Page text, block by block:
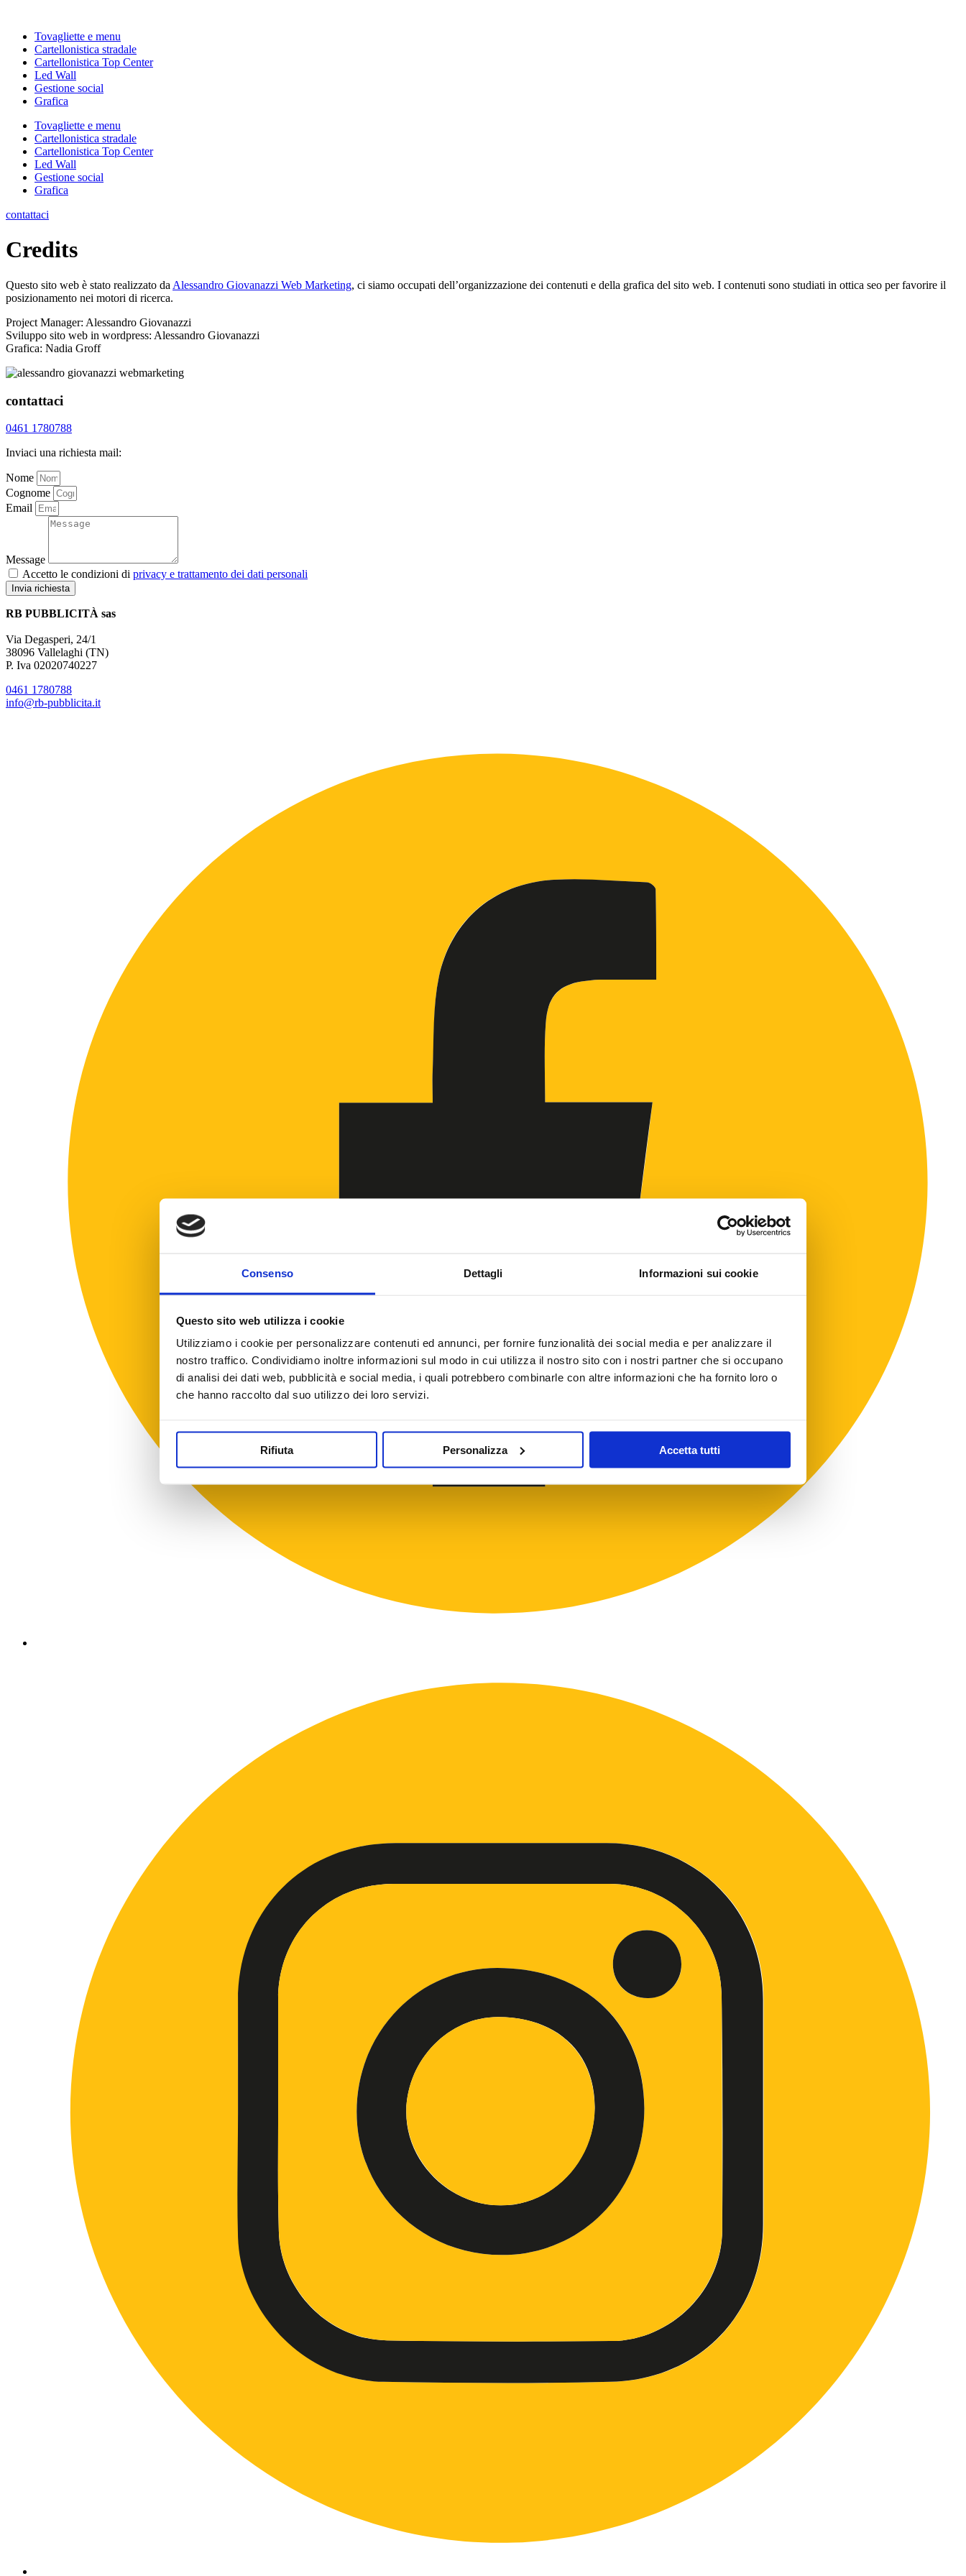
Consenso Dettagli Informazioni sui cookie
Questo sito web utilizza i cookie
Utilizziamo i cookie per personalizzare contenuti ed annunci, per fornire funzionalità dei social media e per analizzare il
nostro traffico. Condividiamo inoltre informazioni sul modo in cui utilizza il nostro sito con i nostri partner che si occupano
di analisi dei dati web, pubblicità e social media, i quali potrebbero combinarle con altre informazioni che ha fornito loro o
che hanno raccolto dal suo utilizzo dei loro servizi.
Rifiuta Personalizza Accetta tutti
contenutoTovagliette e menu
Cartellonistica stradale
Cartellonistica Top Center
Led Wall
Gestione social
Grafica
Tovagliette e menu
Cartellonistica stradale
Cartellonistica Top Center
Led Wall
Gestione social
Grafica
contattaci
Credits
Questo sito web è stato realizzato da Alessandro Giovanazzi Web Marketing, ci siamo occupati dell’organizzazione dei contenuti e della grafica del sito web. I contenuti sono studiati in ottica seo per favorire il
posizionamento nei motori di ricerca.
Project Manager: Alessandro Giovanazzi
Sviluppo sito web in wordpress: Alessandro Giovanazzi
Grafica: Nadia Groff
contattaci
0461 1780788
Inviaci una richiesta mail:
Nome
Cognome
Email
Message
Accetto le condizioni di privacy e trattamento dei dati personali
Invia richiesta
RB PUBBLICITÀ sas
Via Degasperi, 24/1
38096 Vallelaghi (TN)
P. Iva 02020740227
0461 1780788
info@rb-pubblicita.it